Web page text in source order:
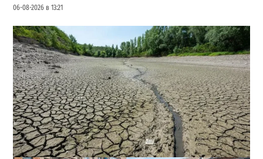
06-08-2026 в 13:21